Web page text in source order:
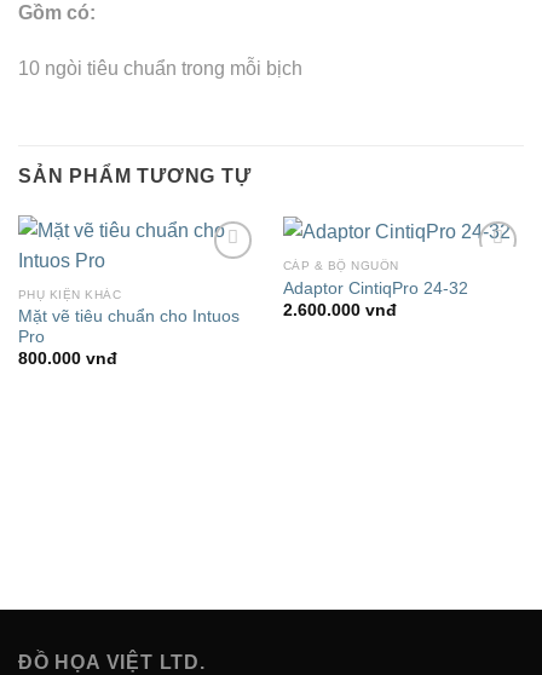
Gồm có:
10 ngòi tiêu chuẩn trong mỗi bịch
SẢN PHẨM TƯƠNG TỰ
PHỤ KIỆN KHÁC
Mặt vẽ tiêu chuẩn cho Intuos
Pro
800.000 vnđ
Wishlist
CÁP & BỘ NGUỒN
Adaptor CintiqPro 24-32
2.600.000 vnđ
ĐỒ HỌA VIỆT LTD.